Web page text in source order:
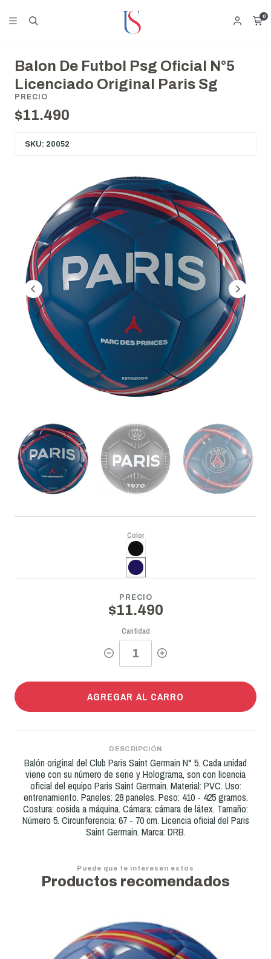
0
Balon De Futbol Psg Oficial N°5
Licenciado Original Paris Sg
PRECIO
$11.490
SKU: 20052
Color
PRECIO
$11.490
Cantidad
AGREGAR AL CARRO
DESCRIPCIÓN
Balón original del Club Paris Saint Germain N° 5. Cada unidad
viene con su número de serie y Holograma, son con licencia
oficial del equipo Paris Saint Germain. Material: PVC. Uso:
entrenamiento. Paneles: 28 paneles. Peso: 410 - 425 gramos.
Costura: cosida a máquina. Cámara: cámara de látex. Tamaño:
Número 5. Circunferencia: 67 - 70 cm. Licencia oficial del Paris
Saint Germain. Marca: DRB.
Puede que te interesen estos
Productos recomendados